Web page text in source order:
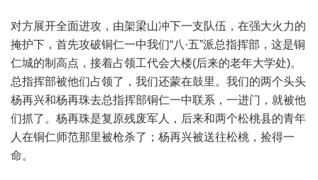
对方展开全面进攻，由架梁山冲下一支队伍，在强大火力的
掩护下，首先攻破铜仁一中我们“八·五”派总指挥部，这是铜
仁城的制高点，接着占领工代会大楼(后来的老年大学处)。
总指挥部被他们占领了，我们还蒙在鼓里。我们的两个头头
杨再兴和杨再珠去总指挥部铜仁一中联系，一进门，就被他
们抓了。杨再珠是复原残废军人，后来和两个松桃县的青年
人在铜仁师范那里被枪杀了；杨再兴被送往松桃，捡得一
命。